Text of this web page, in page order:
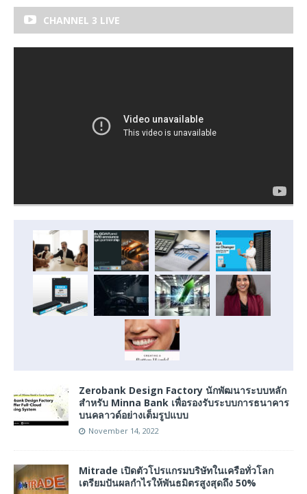
CHANNEL 3 LIVE
Zerobank Design Factory นักพัฒนาระบบหลัก
สำหรับ Minna Bank เพื่อรองรับระบบการธนาคาร
บนคลาวด์อย่างเต็มรูปแบบ
November 14, 2022
Mitrade เปิดตัวโปรแกรมบริษัทในเครือทั่วโลก
เตรียมปันผลกำไรให้พันธมิตรสูงสุดถึง 50%